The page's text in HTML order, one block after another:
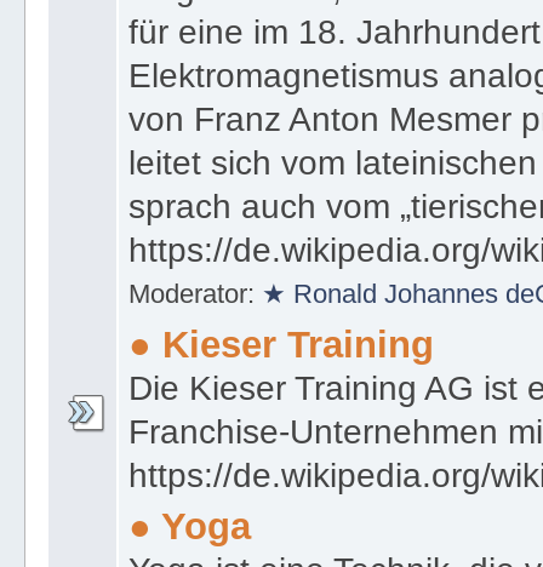
für eine im 18.
Elektromagnetismus
von Franz Anton Mesmer
leitet sich vom
sprach auch vom
https://de.wikipedia.org/
Moderator: ★ Ronald Johannes
● Kieser Training
Die Kieser Training AG ist
Franchise-Unternehmen
https://de.wikipedia.org/
● Yoga